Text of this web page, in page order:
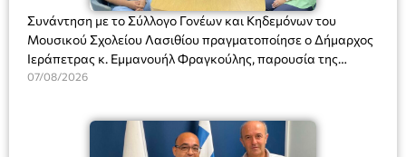
Συνάντηση με το Σύλλογο Γονέων και Κηδεμόνων του
Μουσικού Σχολείου Λασιθίου πραγματοποίησε ο Δήμαρχος
Ιεράπετρας κ. Εμμανουήλ Φραγκούλης, παρουσία της
Διευθύντριας του σχολείου κας Μαριάννας Χαΐτα.
07/08/2026